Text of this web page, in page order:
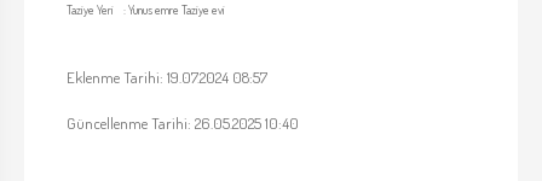
Taziye Yeri :Yunus emre Taziye evi
Eklenme Tarihi: 19.07.2024 08:57
Güncellenme Tarihi: 26.05.2025 10:40